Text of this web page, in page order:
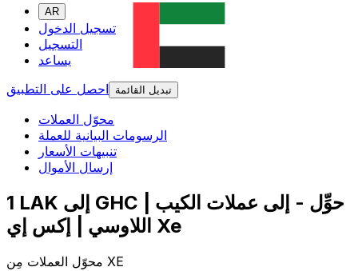
AR
تسجيل الدخول
التسجيل
يساعد
احصل على التطبيق
تبديل القائمة
محوّل العملات
الرسومات البيانية للعملة
تنبيهات الأسعار
إرسال الأموال
1 LAK إلى GHC | حوِّل - إلى عملات الكيب
اللاوسي | إكس إي Xe
محوّل العملات مِن XE